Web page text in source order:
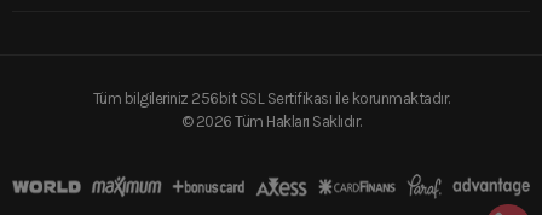
Tüm bilgileriniz 256bit SSL Sertifikası ile korunmaktadır.
© 2026 Tüm Hakları Saklıdır.